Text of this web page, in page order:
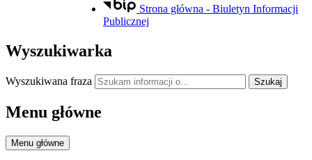
Strona główna - Biuletyn Informacji
Publicznej
Wyszukiwarka
Wyszukiwana fraza Szukaj
Menu główne
Menu główne